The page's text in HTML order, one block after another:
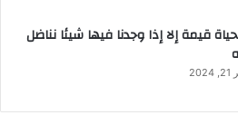
قيمة إلا إذا وجدنا فيها شيئا نناضل